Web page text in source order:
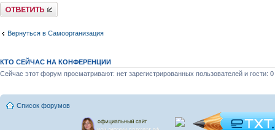
Ответить
Вернуться в Самоорганизация
КТО СЕЙЧАС НА КОНФЕРЕНЦИИ
Сейчас этот форум просматривают: нет зарегистрированных пользователей и гости: 0
Список форумов